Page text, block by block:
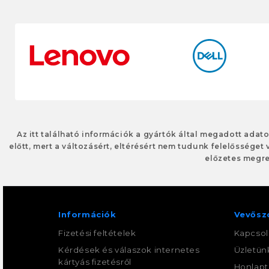
Az itt található információk a gyártók által megadott
előtt, mert a változásért, eltérésért nem tudunk
előzetes
Információk
Fizetési feltételek
Kérdések és válaszok internetes
kártyás fizetésről